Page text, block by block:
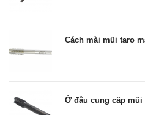
Cách mài mũi taro
Ở đâu cung cấp mũi